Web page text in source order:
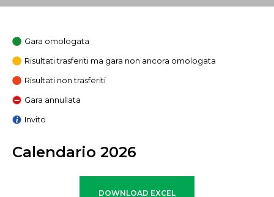
Gara omologata
Risultati trasferiti ma gara non ancora omologata
Risultati non trasferiti
Gara annullata
Invito
Calendario 2026